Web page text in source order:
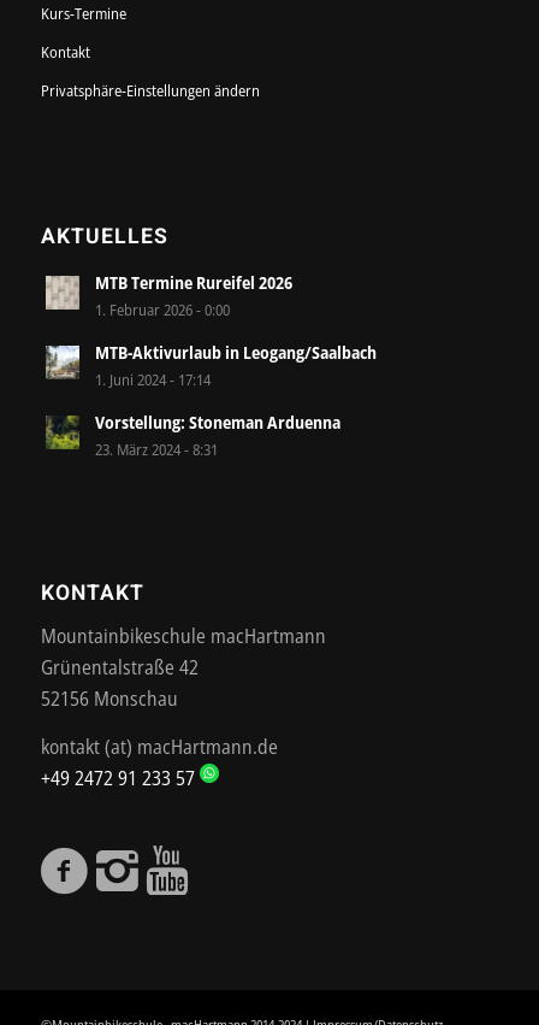
Kurs-Termine
Kontakt
Privatsphäre-Einstellungen ändern
AKTUELLES
MTB Termine Rureifel 2026
1. Februar 2026 - 0:00
MTB-Aktivurlaub in Leogang/Saalbach
1. Juni 2024 - 17:14
Vorstellung: Stoneman Arduenna
23. März 2024 - 8:31
KONTAKT
Mountainbikeschule macHartmann
Grünentalstraße 42
52156 Monschau
kontakt (at) macHartmann.de
+49 2472 91 233 57